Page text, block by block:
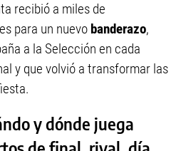
recibió a miles de
para un nuevo banderazo,
a la Selección en cada
y que volvió a transformar las
y dónde juega